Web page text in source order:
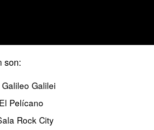
son:
Galilei
Pelícano
Rock City